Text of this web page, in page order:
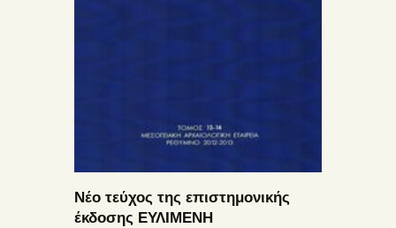
Νέο τεύχος της επιστημονικής
έκδοσης ΕΥΛΙΜΕΝΗ